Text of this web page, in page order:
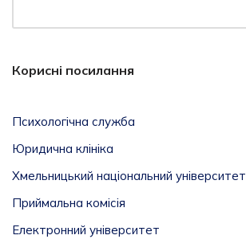
Корисні посилання
Психологічна служба
Юридична клініка
Хмельницький національний університет
Приймальна комісія
Електронний університет